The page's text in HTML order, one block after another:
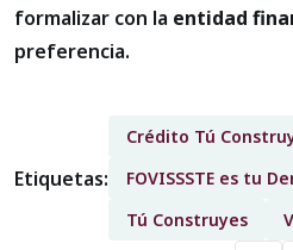
formalizar con la entidad
preferencia.
Etiquetas:
Crédito Tú
FOVISSSTE es tu
Tú Construyes